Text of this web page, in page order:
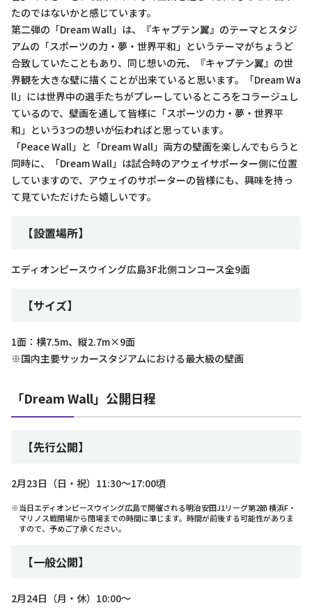
たのではないかと感じています。
第二弾の「Dream Wall」は、『キャプテン翼』のテーマとスタジ
アムの「スポーツの力・夢・世界平和」というテーマがちょうど
合致していたこともあり、同じ想いの元、『キャプテン翼』の世
界観を大きな壁に描くことが出来ていると思います。「Dream Wa
ll」には世界中の選手たちがプレーしているところをコラージュし
ているので、壁画を通して皆様に「スポーツの力・夢・世界平
和」という3つの想いが伝わればと思っています。
「Peace Wall」と「Dream Wall」両方の壁画を楽しんでもらうと
同時に、「Dream Wall」は試合時のアウェイサポーター側に位置
していますので、アウェイのサポーターの皆様にも、興味を持っ
て見ていただけたら嬉しいです。
【設置場所】
エディオンピースウイング広島3F北側コンコース全9面
【サイズ】
1面：横7.5m、縦2.7m×9面
※国内主要サッカースタジアムにおける最大級の壁画
「Dream Wall」公開日程
【先行公開】
2月23日（日・祝）11:30～17:00頃
※当日エディオンピースウイング広島で開催される明治安田J1リーグ第2節 横浜F・
マリノス戦開場から閉場までの時間に準じます。時間が前後する可能性がありま
すので、予めご了承ください。
【一般公開】
2月24日（月・休）10:00～